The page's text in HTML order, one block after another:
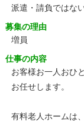
派遣・請負ではな
募集の理由
増員
仕事の内容
お客様お一人おひ
お任せします。
有料老人ホームは